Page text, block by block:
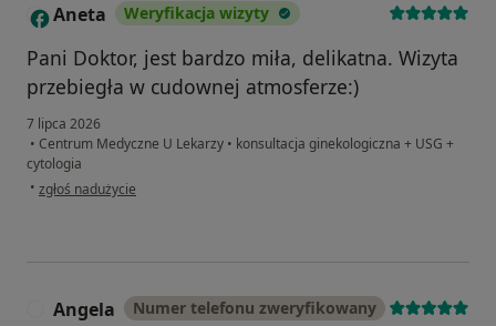
A Aneta Weryfikacja wizyty
Pani Doktor, jest bardzo miła, delikatna. Wizyta
przebiegła w cudownej atmosferze:)
7 lipca 2026
• Centrum Medyczne U Lekarzy • konsultacja ginekologiczna + USG +
cytologia
• w opinii użytkownika Aneta
zgłoś nadużycie
Angela Numer telefonu zweryfikowany